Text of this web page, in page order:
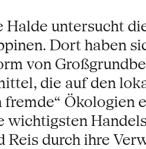
untersucht
Dort haben
von
die auf den
Reis durch ihre